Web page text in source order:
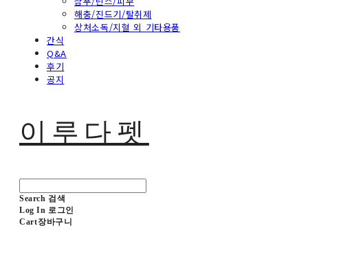
해충/진드기/탈취제
상처소독/지혈 외 기타용품
간식
Q&A
후기
공지
이루다펫
Search 검색
Log In 로그인
Cart장바구니